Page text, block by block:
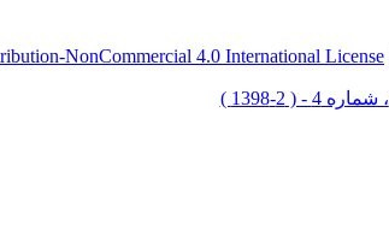
NonCommercial 4.0 International License